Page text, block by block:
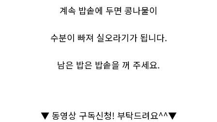
계속 밥솥에 두면 콩나물이
수분이 빠져 실오라기가 됩니다.
남은 밥은 밥솥을 꺼 주세요.
▼ 동영상 구독신청! 부탁드려요^^▼